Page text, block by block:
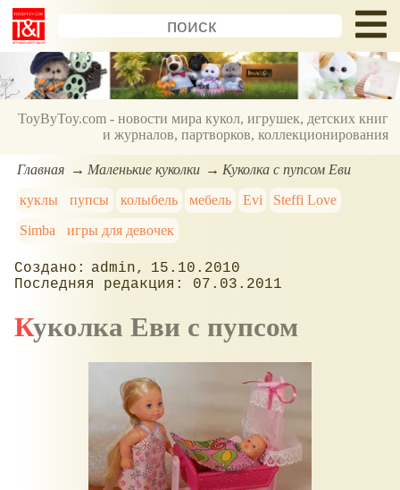
ToyByToy.com - новости мира кукол, игрушек, детских книг
и журналов, партворков, коллекционирования
Главная Маленькие куколки
Куколка с пупсом Еви
куклы
пупсы колыбель мебель Evi
Steffi Love
Simba
игры для девочек
admin
15.10.2010
07.03.2011
Куколка Еви с пупсом